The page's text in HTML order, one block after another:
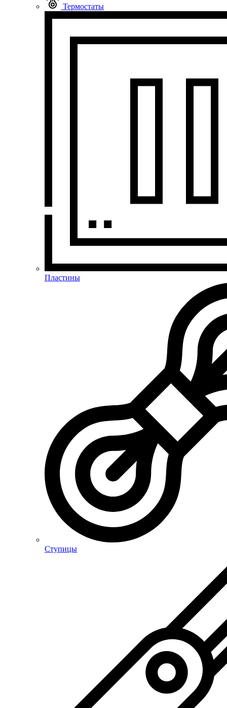
Термостаты
Пластины
Ступицы